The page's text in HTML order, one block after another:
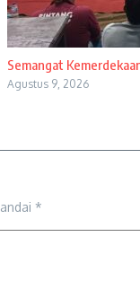
Semangat
Agustus 9, 2026
*